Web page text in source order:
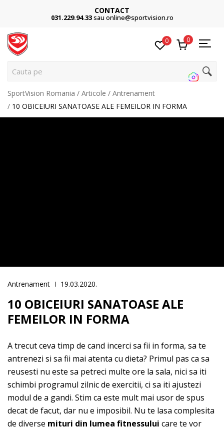
Cumpără acum, plateste mai târziu
3 rate fără dobândă fără card de credit cu Klarna
0 0
Cauta pe site...
SportVision Romania Articole
Antrenament
10 OBICEIURI SANATOASE ALE FEMEILOR IN FORMA
Antrenament 19.03.2020.
10 OBICEIURI SANATOASE ALE
FEMEILOR IN FORMA
A trecut ceva timp de cand incerci sa fii in forma, sa te
antrenezi si sa fii mai atenta cu dieta? Primul pas ca sa
reusesti nu este sa petreci multe ore la sala, nici sa iti
schimbi programul zilnic de exercitii, ci sa iti ajustezi
modul de a gandi. Stim ca este mult mai usor de spus
decat de facut, dar nu e imposibil. Nu te lasa complesita
de diverse mituri din lumea fitnessului care te vor